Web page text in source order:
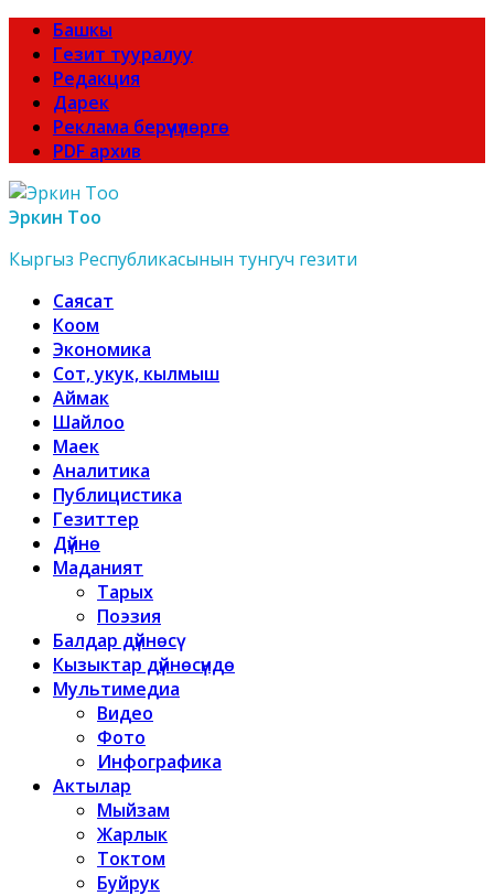
Башкы
Гезит тууралуу
Редакция
Дарек
Реклама берүүчүлөргө
PDF архив
Эркин Тоо
Кыргыз Республикасынын тунгуч гезити
Саясат
Коом
Экономика
Сот, укук, кылмыш
Аймак
Шайлоо
Маек
Аналитика
Публицистика
Гезиттер
Дүйнө
Маданият
Тарых
Поэзия
Балдар дүйнөсү
Кызыктар дүйнөсүндө
Мультимедиа
Видео
Фото
Инфографика
Актылар
Мыйзам
Жарлык
Токтом
Буйрук